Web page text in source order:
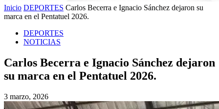
Inicio DEPORTES Carlos Becerra e Ignacio Sánchez dejaron su
marca en el Pentatuel 2026.
DEPORTES
NOTICIAS
Carlos Becerra e Ignacio Sánchez dejaron
su marca en el Pentatuel 2026.
3 marzo, 2026